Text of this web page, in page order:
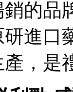
的品
研進口
，是